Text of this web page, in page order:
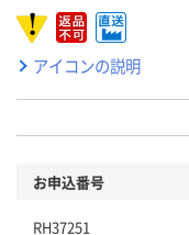
アイコンの説明
お申込番号
RH37251